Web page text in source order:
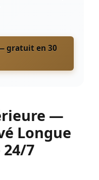
gratuit en 30
—
Longue
7